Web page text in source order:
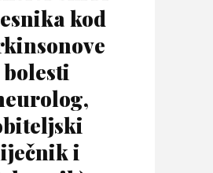
kod
bolesti
i